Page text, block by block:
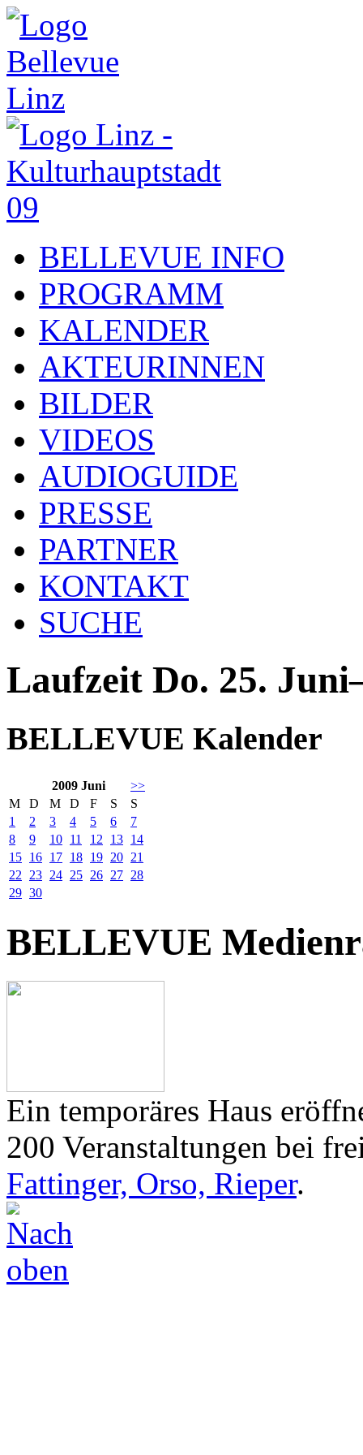
BELLEVUE INFO
PROGRAMM
KALENDER
AKTEURINNEN
BILDER
VIDEOS
AUDIOGUIDE
PRESSE
PARTNER
KONTAKT
SUCHE
Laufzeit Do. 25.
BELLEVUE Kalender
2009 Juni
>>
M
D M D F S
S
1
2 3 4 5 6
7
8
9 10 11 12 13 14
15 16 17 18 19 20 21
22
23 24 25 26 27 28
29 30
BELLEVUE
Ein temporäres Haus
200 Veranstaltungen bei
Fattinger, Orso, Rieper.